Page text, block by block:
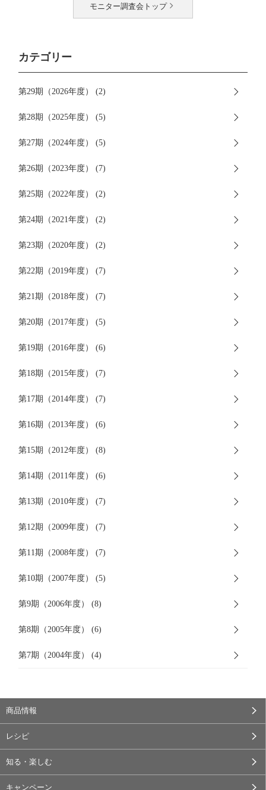
モニター調査会トップ
カテゴリー
第29期（2026年度） (2)
第28期（2025年度） (5)
第27期（2024年度） (5)
第26期（2023年度） (7)
第25期（2022年度） (2)
第24期（2021年度） (2)
第23期（2020年度） (2)
第22期（2019年度） (7)
第21期（2018年度） (7)
第20期（2017年度） (5)
第19期（2016年度） (6)
第18期（2015年度） (7)
第17期（2014年度） (7)
第16期（2013年度） (6)
第15期（2012年度） (8)
第14期（2011年度） (6)
第13期（2010年度） (7)
第12期（2009年度） (7)
第11期（2008年度） (7)
第10期（2007年度） (5)
第9期（2006年度） (8)
第8期（2005年度） (6)
第7期（2004年度） (4)
商品情報
レシピ
知る・楽しむ
キャンペーン